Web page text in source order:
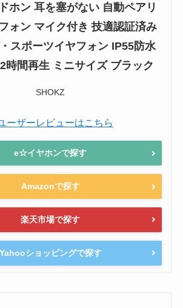
ホン 耳を塞がない 自動ペアリ
ォン マイク付き 技適認証済み
スポーツイヤフォン IP55防水
時間再生 ミニサイズ ブラック
SHOKZ
ーザーレビューはこちら
e☆イヤホンで探す
Amazonで探す
楽天市場で探す
Yahooショッピングで探す